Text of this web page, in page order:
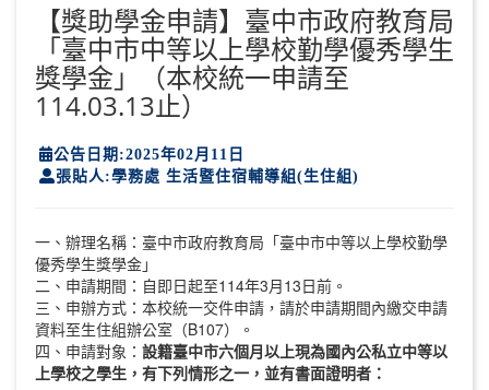
【獎助學金申請】臺中市政府教育局
「臺中市中等以上學校勤學優秀學生
獎學金」（本校統一申請至
114.03.13止）
公告日期:2025年02月11日
張貼人:學務處 生活暨住宿輔導組(生住組)
一、辦理名稱：臺中市政府教育局「臺中市中等以上學校勤學
優秀學生獎學金」
二、申請期間：自即日起至114年3月13日前。
三、申辦方式：本校統一交件申請，請於申請期間內繳交申請
資料至生住組辦公室（B107）。
四、申請對象： 設籍臺中市六個月以上現為國內公私立中等以
上學校之學生，有下列情形之一，並有書面證明者：